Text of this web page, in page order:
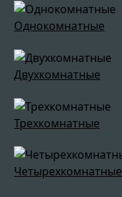
Однокомнатные
Двухкомнатные
Трехкомнатные
Четырехкомнатные